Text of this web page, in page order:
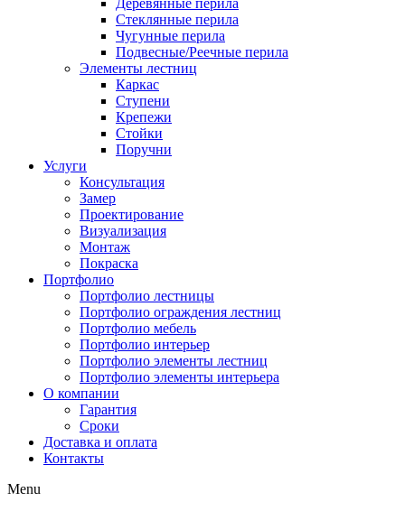
Деревянные перила
Стеклянные перила
Чугунные перила
Подвесные/Реечные перила
Элементы лестниц
Каркас
Ступени
Крепежи
Стойки
Поручни
Услуги
Консультация
Замер
Проектирование
Визуализация
Монтаж
Покраска
Портфолио
Портфолио лестницы
Портфолио ограждения лестниц
Портфолио мебель
Портфолио интерьер
Портфолио элементы лестниц
Портфолио элементы интерьера
О компании
Гарантия
Сроки
Доставка и оплата
Контакты
Menu